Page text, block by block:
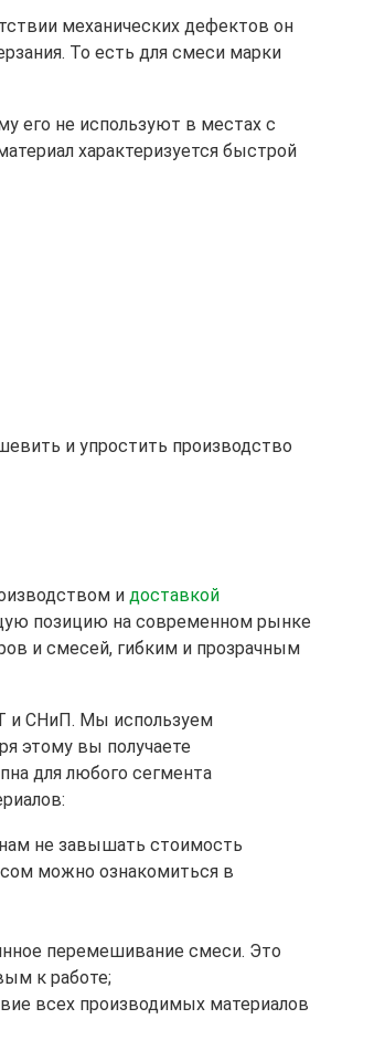
механических дефектов он
То есть для смеси марки
его не используют в местах с
характеризуется быстрой
и упростить производство
и доставкой
позицию на современном рынке
и смесей, гибким и прозрачным
и СНиП. Мы используем
этому вы получаете
для любого сегмента
не завышать стоимость
можно ознакомиться в
перемешивание смеси. Это
к работе;
всех производимых материалов